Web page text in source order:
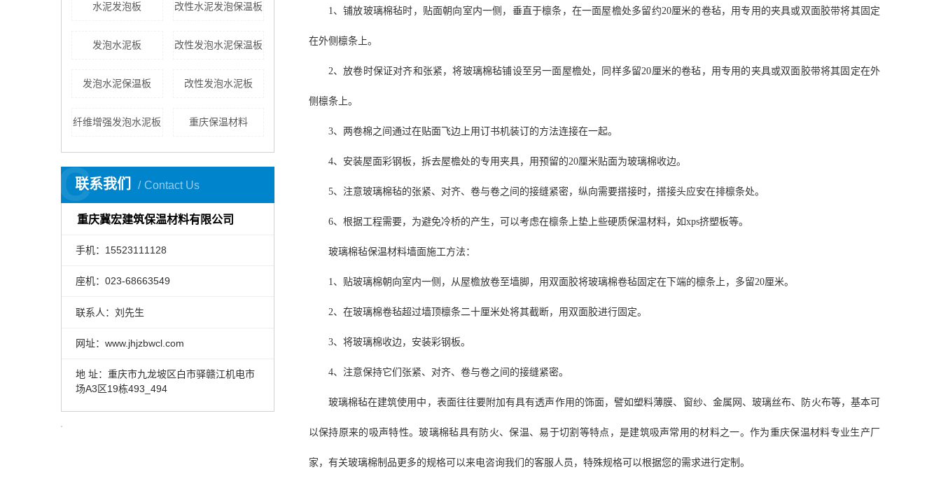
水泥发泡板 改性水泥发泡保温板
​发泡水泥板 改性发泡水泥保温板
​发泡水泥保温板 改性发泡水泥板
纤维增强发泡水泥板 重庆保温材料
联系我们 Contact Us
C
重庆冀宏建筑保温材料有限公司
手机：15523111128
座机：023-68663549
联系人：刘先生
网址：www.jhjzbwcl.com
地 址：重庆市九龙坡区白市驿赣江机电市
场A3区19栋493_494
1、铺放玻璃棉毡时，贴面朝向室内一侧，垂直于檩条，在一面屋檐处多留约20厘米的卷毡，用专用的夹具或双面胶带将其固定
在外侧檩条上。
2、放卷时保证对齐和张紧，将玻璃棉毡铺设至另一面屋檐处，同样多留20厘米的卷毡，用专用的夹具或双面胶带将其固定在外
侧檩条上。
3、两卷棉之间通过在贴面飞边上用订书机装订的方法连接在一起。
4、安装屋面彩钢板，拆去屋檐处的专用夹具，用预留的20厘米贴面为玻璃棉收边。
5、注意玻璃棉毡的张紧、对齐、卷与卷之间的接缝紧密，纵向需要搭接时，搭接头应安在排檩条处。
6、根据工程需要，为避免冷桥的产生，可以考虑在檩条上垫上些硬质保温材料，如xps挤塑板等。
玻璃棉毡保温材料墙面施工方法：
1、贴玻璃棉朝向室内一侧，从屋檐放卷至墙脚，用双面胶将玻璃棉卷毡固定在下端的檩条上，多留20厘米。
2、在玻璃棉卷毡超过墙顶檩条二十厘米处将其截断，用双面胶进行固定。
3、将玻璃棉收边，安装彩钢板。
4、注意保持它们张紧、对齐、卷与卷之间的接缝紧密。
玻璃棉毡在建筑使用中，表面往往要附加有具有透声作用的饰面，譬如塑料薄膜、窗纱、金属网、玻璃丝布、防火布等，基本可
以保持原来的吸声特性。玻璃棉毡具有防火、保温、易于切割等特点，是建筑吸声常用的材料之一。作为重庆保温材料专业生产厂
家，有关玻璃棉制品更多的规格可以来电咨询我们的客服人员，特殊规格可以根据您的需求进行定制。